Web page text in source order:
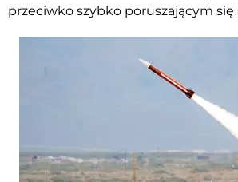
przeciwko szybko poruszającym